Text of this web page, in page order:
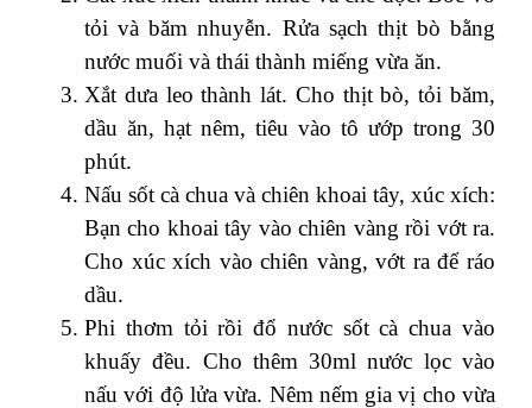
tỏi và băm nhuyễn. Rửa sạch thịt bò bằng
nước muối và thái thành miếng vừa ăn.
Xắt dưa leo thành lát. Cho thịt bò, tỏi băm,
dầu ăn, hạt nêm, tiêu vào tô ướp trong 30
phút.
Nấu sốt cà chua và chiên khoai tây, xúc xích:
Bạn cho khoai tây vào chiên vàng rồi vớt ra.
Cho xúc xích vào chiên vàng, vớt ra để ráo
dầu.
Phi thơm tỏi rồi đổ nước sốt cà chua vào
khuấy đều. Cho thêm 30ml nước lọc vào
nấu với độ lửa vừa. Nêm nếm gia vị cho vừa